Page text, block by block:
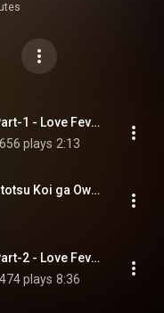
ラブ・フィーバー"恋愛病患者"Part-1 - Love Fever Renai Kanja Part-1
656 plays 2:13
またひとつ恋が終った - Mata Hitotsu Koi ga Owatta
ラブ・フィーバー"恋愛病患者"Part-2 - Love Fever Renai Kanja Part-2
474 plays 8:36